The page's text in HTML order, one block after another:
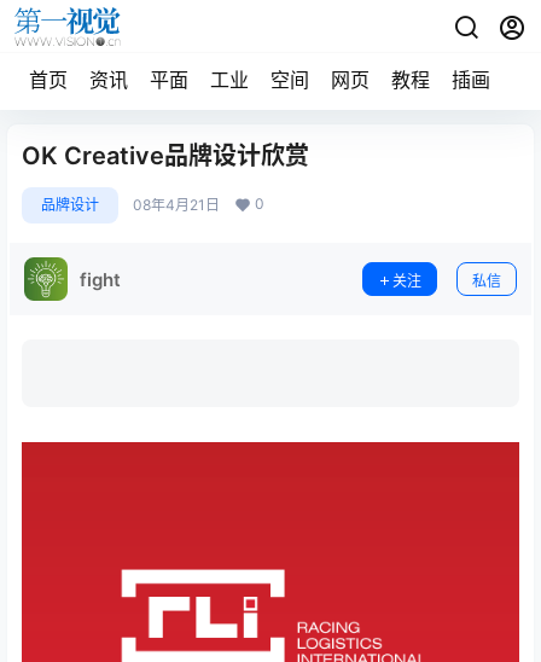
首页 资讯 平面 工业 空间 网页 教程 插画
OK Creative品牌设计欣赏
品牌设计 08年4月21日 0
fight 关注 私信